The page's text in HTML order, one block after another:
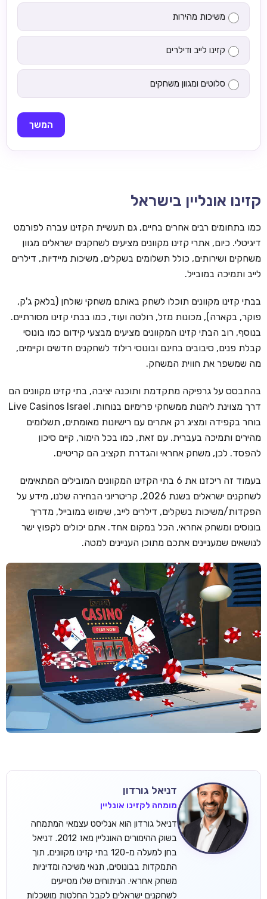
משיכות מהירות
קזינו לייב ודילרים
סלוטים ומגוון משחקים
המשך
קזינו אונליין בישראל
כמו בתחומים רבים אחרים בחיים, גם תעשיית הקזינו עברה לפורמט
דיגיטלי. כיום, אתרי קזינו מקוונים מציעים לשחקנים ישראלים מגוון
משחקים ושירותים, כולל תשלומים בשקלים, משיכות מיידיות, דילרים
לייב ותמיכה במובייל.
בבתי קזינו מקוונים תוכלו לשחק באותם משחקי שולחן (בלאק ג'ק,
פוקר, בקארה), מכונות מזל, רולטה ועוד, כמו בבתי קזינו מסורתיים.
בנוסף, רוב הבתי קזינו המקוונים מציעים מבצעי קידום כמו בונוסי
קבלת פנים, סיבובים בחינם ובונוסי רילוד לשחקנים חדשים וקיימים,
מה שמשפר את חווית המשחק.
בהתבסס על גרפיקה מתקדמת ותוכנה יציבה, בתי קזינו מקוונים הם
דרך מצוינת ליהנות ממשחקי פרימיום בנוחות. Live Casinos Israel
בוחר בקפידה ומציג רק אתרים עם רישיונות מאומתים, תשלומים
מהירים ותמיכה בעברית. עם זאת, כמו בכל הימור, קיים סיכון
להפסד. לכן, משחק אחראי והגדרת תקציב הם קריטיים.
בעמוד זה ריכזנו את 6 בתי הקזינו המקוונים המובילים המתאימים
לשחקנים ישראלים בשנת 2026, קריטריוני הבחירה שלנו, מידע על
הפקדות/משיכות בשקלים, דילרים לייב, שימוש במובייל, מדריך
בונוסים ומשחק אחראי, הכל במקום אחד. אתם יכולים לקפוץ ישר
לנושאים שמעניינים אתכם מתוכן העניינים למטה.
דניאל גורדון
מומחה לקזינו אונליין
דניאל גורדון הוא אנליסט עצמאי המתמחה
בשוק ההימורים האונליין מאז 2012. דניאל
בחן למעלה מ-120 בתי קזינו מקוונים, תוך
התמקדות בבונוסים, תנאי משיכה ומדיניות
משחק אחראי. הניתוחים שלו מסייעים
לשחקנים ישראלים לקבל החלטות מושכלות